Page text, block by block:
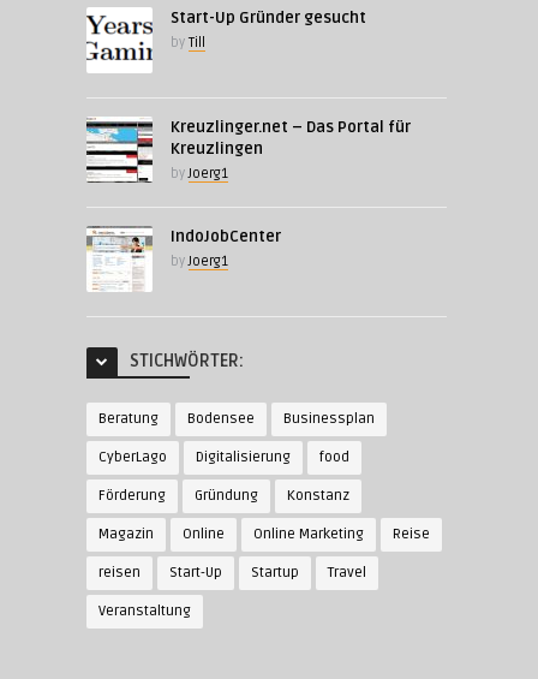
Start-Up Gründer gesucht
by Till
Kreuzlinger.net – Das Portal für
Kreuzlingen
byJoerg1
IndoJobCenter
byJoerg1
STICHWÖRTER:
Beratung Bodensee Businessplan
CyberLago Digitalisierung food
Förderung Gründung Konstanz
Magazin Online Online Marketing Reise
reisen Start-Up Startup Travel
Veranstaltung